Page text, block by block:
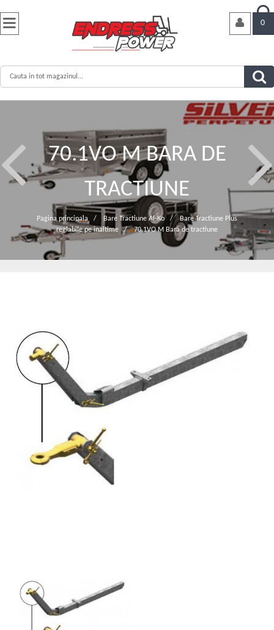

0

70.1VO M BARA DE
TRACTIUNE
Pagina principala / Bare Tractiune Al-Ko /
Bare Tractiune Plus
reglabile pe inaltime
/ 70.1VO M Bara de tractiune